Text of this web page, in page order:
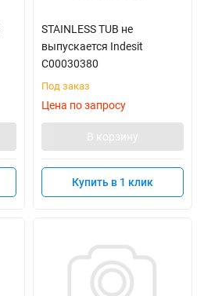
STAINLESS TUB не
выпускается Indesit
C00030380
Под заказ
Цена по запросу
В корзину
Купить в 1 клик